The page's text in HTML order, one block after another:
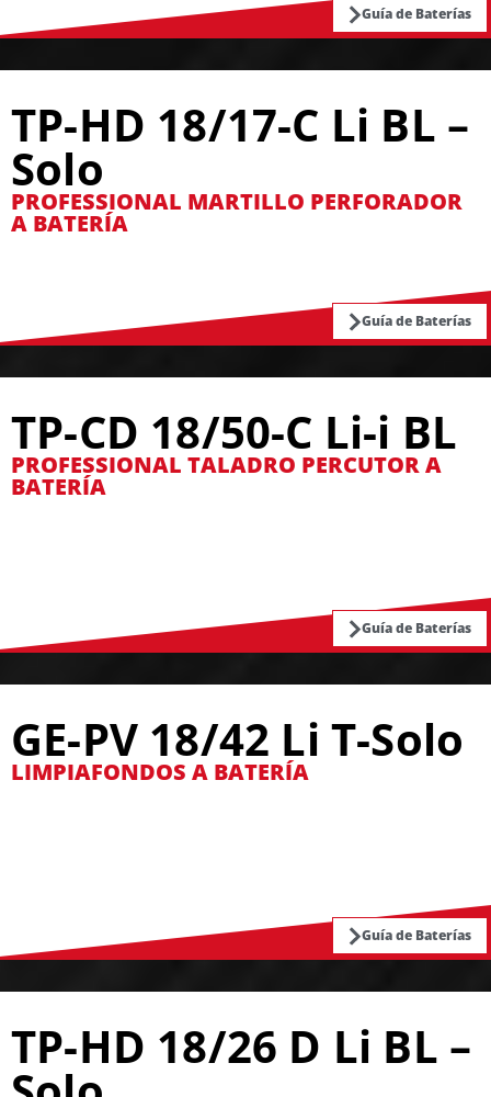
Guía de Baterías
TP-HD 18/17-C Li BL –
Solo
PROFESSIONAL MARTILLO PERFORADOR
A BATERÍA
Guía de Baterías
TP-CD 18/50-C Li-i BL
PROFESSIONAL TALADRO PERCUTOR A
BATERÍA
Guía de Baterías
GE-PV 18/42 Li T-Solo
LIMPIAFONDOS A BATERÍA
Guía de Baterías
TP-HD 18/26 D Li BL –